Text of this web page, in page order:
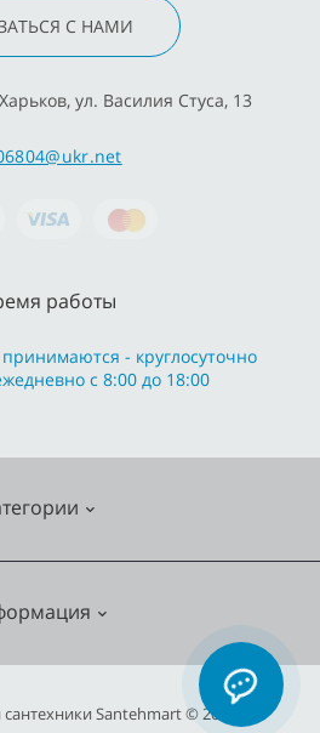
С НАМИ
ул. Василия Стуса, 13
работы
- круглосуточно
с 8:00 до 18:00
Santehmart © 2026